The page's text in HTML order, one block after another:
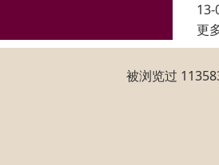
13-
更
被浏览过